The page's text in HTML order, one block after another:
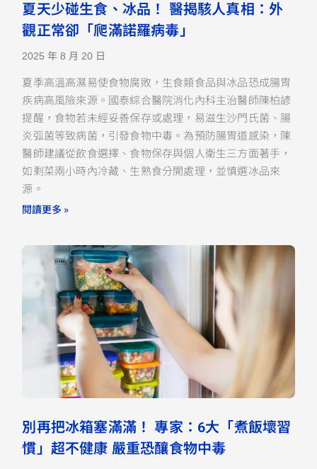
夏天少碰生食、冰品！ 醫揭駭人真相：外
觀正常卻「爬滿諾羅病毒」
2025 年 8 月 20 日
夏季高溫高濕易使食物腐敗，生食類食品與冰品恐成腸胃
疾病高風險來源。國泰綜合醫院消化內科主治醫師陳柏諺
提醒，食物若未經妥善保存或處理，易滋生沙門氏菌、腸
炎弧菌等致病菌，引發食物中毒。為預防腸胃道感染，陳
醫師建議從飲食選擇、食物保存與個人衛生三方面著手，
如剩菜兩小時內冷藏、生熟食分開處理，並慎選冰品來
源。
閱讀更多 »
別再把冰箱塞滿滿！ 專家：6大「煮飯壞習
慣」超不健康 嚴重恐釀食物中毒